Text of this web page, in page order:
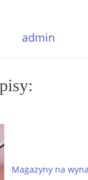
admin
Magazyny na